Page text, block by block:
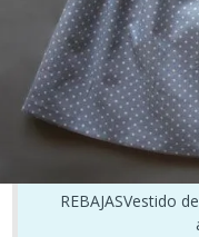
REBAJASVestido